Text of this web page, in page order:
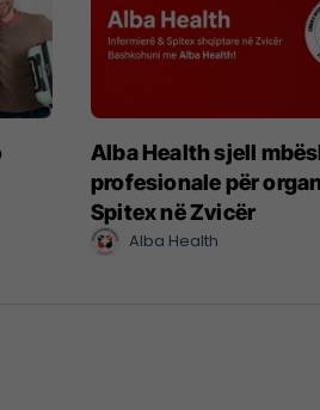
Alba Health sjell
profesionale për
Spitex në Zvicër
Alba Health